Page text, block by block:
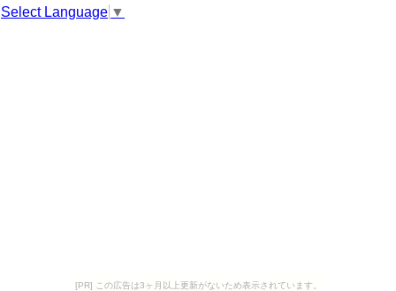
Select Language ▼
[PR] この広告は3ヶ月以上更新がないため表示されています。